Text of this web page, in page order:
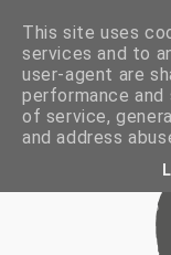
This site uses
services and to
user-agent are
performance
of service,
and address